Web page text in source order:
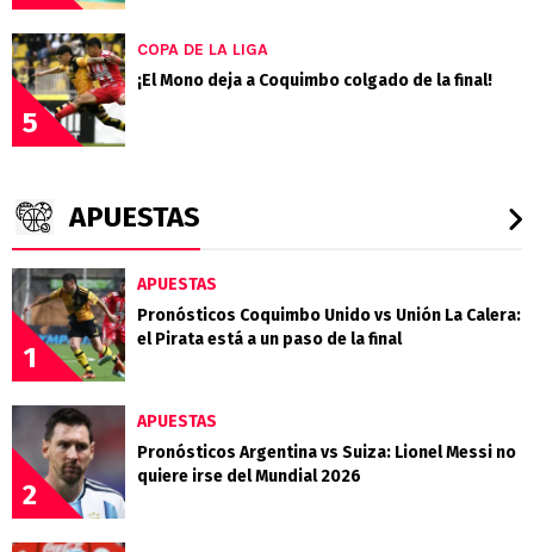
5
COPA DE LA LIGA
¡El Mono deja a Coquimbo colgado de la final!
APUESTAS
1
APUESTAS
Pronósticos Coquimbo Unido vs Unión La Calera:
el Pirata está a un paso de la final
2
APUESTAS
Pronósticos Argentina vs Suiza: Lionel Messi no
quiere irse del Mundial 2026